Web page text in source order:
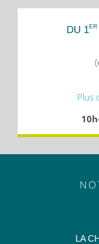
DU 1ER
Plus
LA